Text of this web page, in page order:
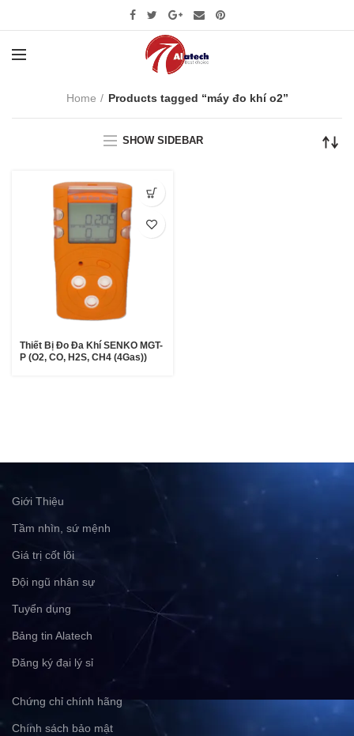
Home Products tagged “máy đo khí o2”
SHOW SIDEBAR
Thiết Bị Đo Đa Khí SENKO MGT-
P (O2, CO, H2S, CH4 (4Gas))
Giới Thiệu
Tầm nhìn, sứ mệnh
Giá trị cốt lõi
Đội ngũ nhân sự
Tuyển dụng
Bảng tin Alatech
Đăng ký đại lý sỉ
Chứng chỉ chính hãng
Chính sách bảo mật